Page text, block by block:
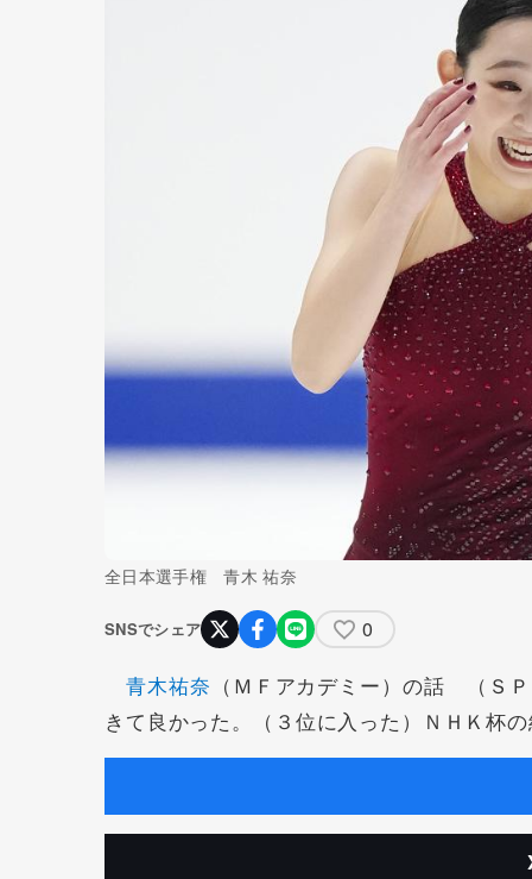
全日本選手権 青木 祐奈
SNSでシェア 0
青木祐奈 （ＭＦアカデミー）の話 （Ｓ
きて良かった。（３位に入った）ＮＨＫ杯